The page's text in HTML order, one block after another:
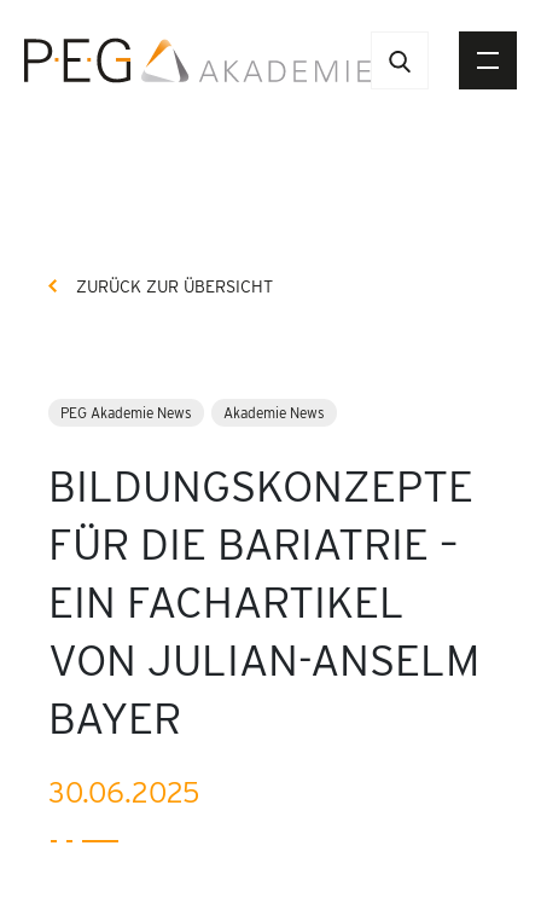
ZURÜCK ZUR ÜBERSICHT
PEG Akademie News Akademie News
BILDUNGSKONZEPTE
FÜR DIE BARIATRIE –
EIN FACHARTIKEL
VON JULIAN-ANSELM
BAYER
30.06.2025